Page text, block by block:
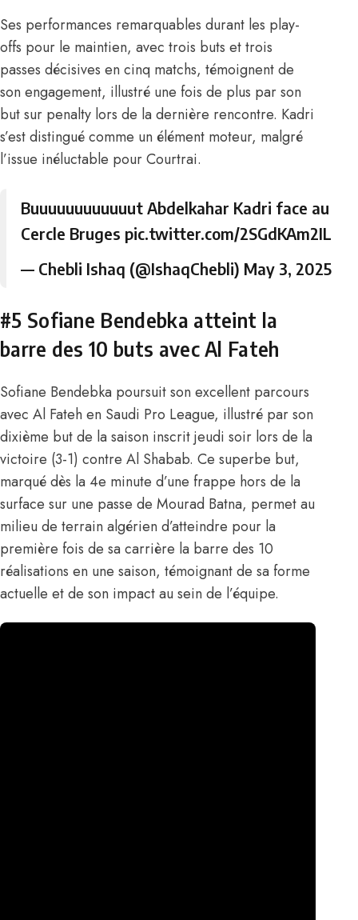
Ses performances remarquables durant les play-
offs pour le maintien, avec trois buts et trois
passes décisives en cinq matchs, témoignent de
son engagement, illustré une fois de plus par son
but sur penalty lors de la dernière rencontre. Kadri
s’est distingué comme un élément moteur, malgré
l’issue inéluctable pour Courtrai.
Buuuuuuuuuuuut Abdelkahar Kadri face au
Cercle Bruges pic.twitter.com/2SGdKAm2IL
— Chebli Ishaq (@IshaqChebli) May 3, 2025
#5 Sofiane Bendebka atteint la
barre des 10 buts avec Al Fateh
Sofiane Bendebka poursuit son excellent parcours
avec Al Fateh en Saudi Pro League, illustré par son
dixième but de la saison inscrit jeudi soir lors de la
victoire (3-1) contre Al Shabab. Ce superbe but,
marqué dès la 4e minute d’une frappe hors de la
surface sur une passe de Mourad Batna, permet au
milieu de terrain algérien d’atteindre pour la
première fois de sa carrière la barre des 10
réalisations en une saison, témoignant de sa forme
actuelle et de son impact au sein de l’équipe.